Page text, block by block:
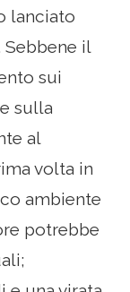
lanciato
il
sui
sulla
al
volta in
ambiente
potrebbe